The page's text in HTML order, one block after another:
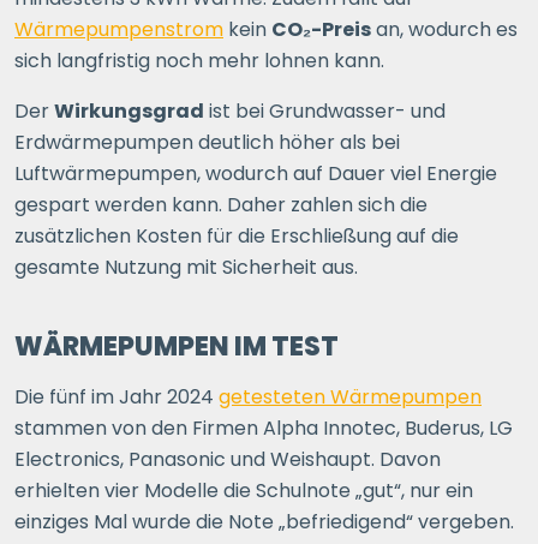
Wärmepumpenstrom kein CO₂-Preisan, wodurch es
sich langfristig noch mehr lohnen kann.
DerWirkungsgrad ist bei Grundwasser- und
Erdwärmepumpen deutlich höher als bei
Luftwärmepumpen, wodurch auf Dauer viel Energie
gespart werden kann. Daher zahlen sich die
zusätzlichen Kosten für die Erschließung auf die
gesamte Nutzung mit Sicherheit aus.
WÄRMEPUMPEN IM TEST
Die fünf im Jahr 2024 getesteten Wärmepumpen
stammen von den Firmen Alpha Innotec, Buderus, LG
Electronics, Panasonic und Weishaupt. Davon
erhielten vier Modelle die Schulnote „gut“, nur ein
einziges Mal wurde die Note „befriedigend“ vergeben.